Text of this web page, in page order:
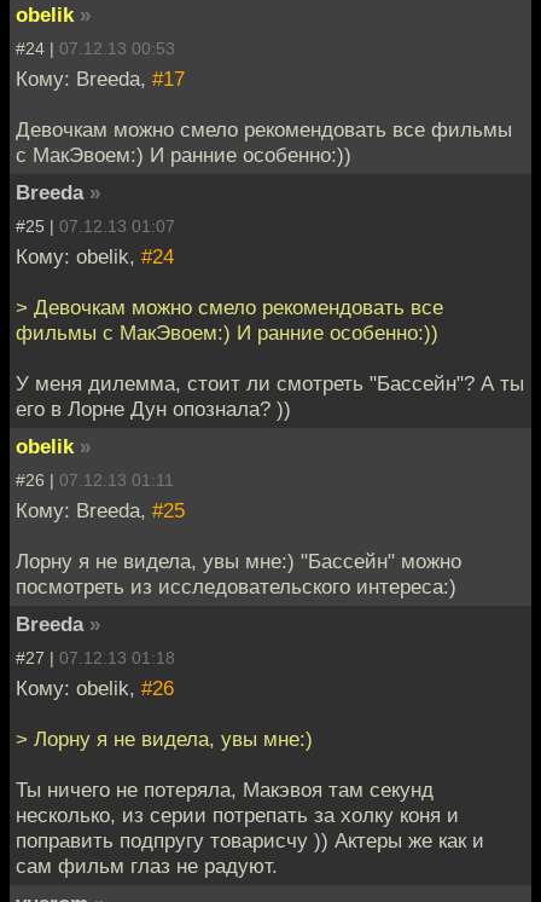
obelik »
#24 | 07.12.13 00:53
Кому: Breeda, #17
Девочкам можно смело рекомендовать все фильмы
с МакЭвоем:) И ранние особенно:))
Breeda »
#25 | 07.12.13 01:07
Кому: obelik, #24
> Девочкам можно смело рекомендовать все
фильмы с МакЭвоем:) И ранние особенно:))
У меня дилемма, стоит ли смотреть "Бассейн"? А ты
его в Лорне Дун опознала? ))
obelik »
#26 | 07.12.13 01:11
Кому: Breeda, #25
Лорну я не видела, увы мне:) "Бассейн" можно
посмотреть из исследовательского интереса:)
Breeda »
#27 | 07.12.13 01:18
Кому: obelik, #26
> Лорну я не видела, увы мне:)
Ты ничего не потеряла, Макэвоя там секунд
несколько, из серии потрепать за холку коня и
поправить подпругу товарисчу )) Актеры же как и
сам фильм глаз не радуют.